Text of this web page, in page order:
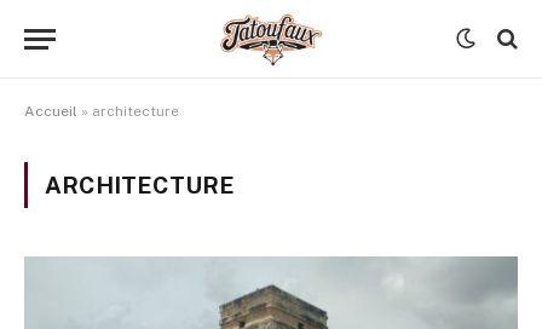
Accueil » architecture
ARCHITECTURE